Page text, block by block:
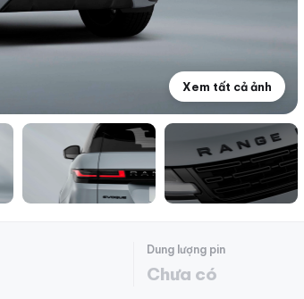
Xem tất cả ảnh
Dung lượng pin
Chưa có